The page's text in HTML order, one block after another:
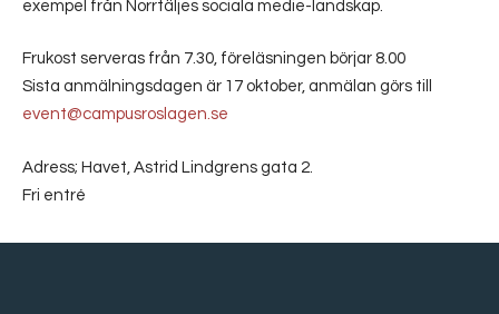
exempel från Norrtäljes sociala medie-landskap.
Frukost serveras från 7.30, föreläsningen börjar 8.00
Sista anmälningsdagen är 17 oktober, anmälan görs till
event@campusroslagen.se
Adress; Havet, Astrid Lindgrens gata 2.
Fri entré